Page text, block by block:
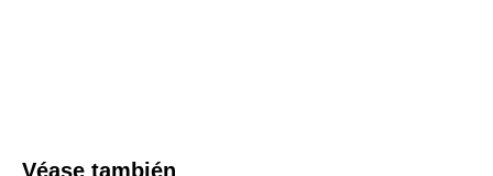
Véase también